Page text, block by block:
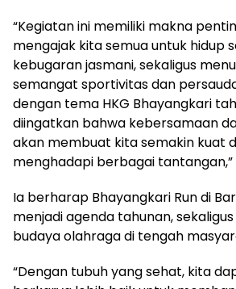
“Kegiatan ini memiliki makna
mengajak kita semua untuk hidup
kebugaran jasmani, sekaligus
semangat sportivitas dan
dengan tema HKG Bhayangkari
diingatkan bahwa kebersamaan
akan membuat kita semakin kuat
menghadapi berbagai tantangan,”
Ia berharap Bhayangkari Run di
menjadi agenda tahunan,
budaya olahraga di tengah
“Dengan tubuh yang sehat, kita